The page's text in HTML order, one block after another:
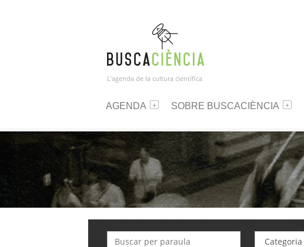
L’agenda de la cultura científica
AGENDA SOBRE BUSCACIÈNCIA